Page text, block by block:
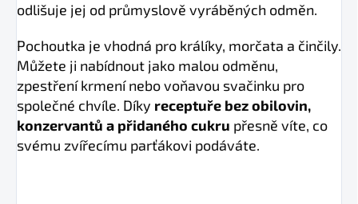
odlišuje jej od průmyslově vyráběných odměn.
Pochoutka je vhodná pro králíky, morčata a činčily.
Můžete ji nabídnout jako malou odměnu,
zpestření krmení nebo voňavou svačinku pro
společné chvíle. Díky receptuře bez obilovin,
konzervantů a přidaného cukru přesně víte, co
svému zvířecímu parťákovi podáváte.